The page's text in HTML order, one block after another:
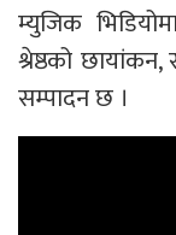
म्युजिक
श्रेष्ठको
सम्पादन छ ।